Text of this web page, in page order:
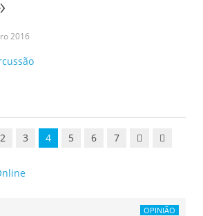
2016
2 3 4 5 6 7
OPINIÃO